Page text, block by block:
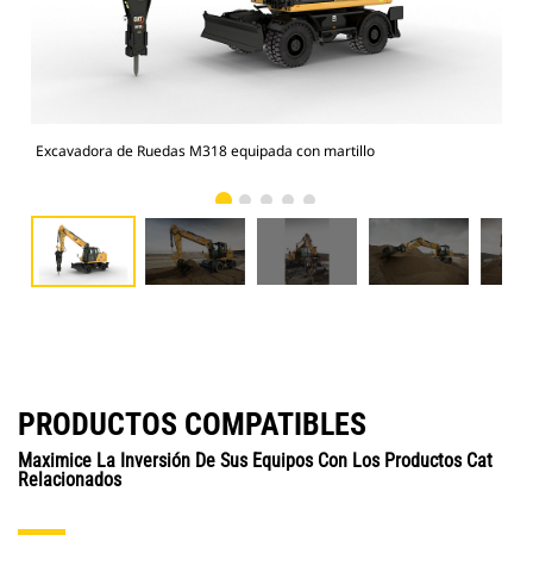
Excavadora de Ruedas M318 equipada con martillo
PRODUCTOS COMPATIBLES
Maximice La Inversión De Sus Equipos Con Los Productos Cat
Relacionados